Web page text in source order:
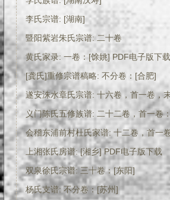
李氏宗谱: [湖南]
暨阳紫岩朱氏宗谱: 二十卷
黄氏家录: 一卷：[馀姚] PDF电子版下载
[龚氏]重修宗谱稿略: 不分卷：[合肥]
义门陈氏五修族谱: 二十二卷，首一卷
会稽东浦前村杜氏家谱: 十二卷，首一
上湘张氏房谱: [湘乡] PDF电子版下载
双泉徐氏宗谱: 三十卷：[东阳]
杨氏支谱: 不分卷：[苏州]